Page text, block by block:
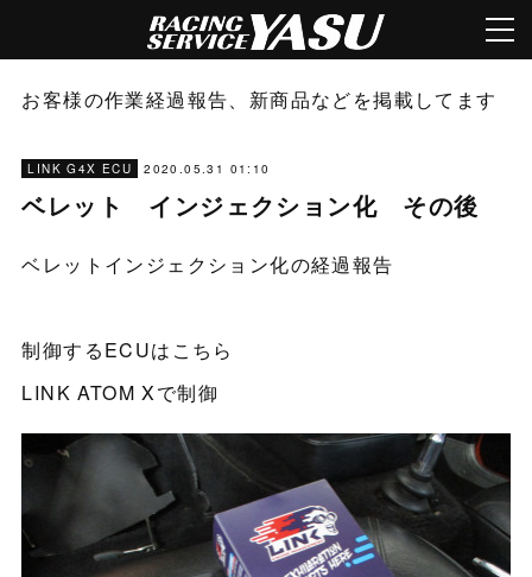
お客様の作業経過報告、新商品などを掲載してます
LINK G4X ECU 2020.05.31 01:10
ベレット インジェクション化 その後
ベレットインジェクション化の経過報告
制御するECUはこちら
LINK ATOM Xで制御